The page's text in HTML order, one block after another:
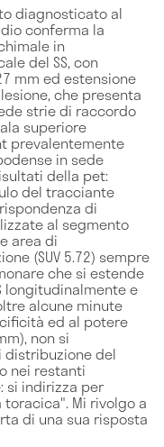
diagnosticato al
conferma la
in
del SS, con
mm ed estensione
che presenta
strie di raccordo
superiore
prevalentemente
in sede
della pet:
del tracciante
di
al segmento
area di
(SUV 5.72) sempre
che si estende
longitudinalmente e
alcune minute
ed al potere
non si
del
nei restanti
si indirizza per
Mi rivolgo a
di una sua risposta